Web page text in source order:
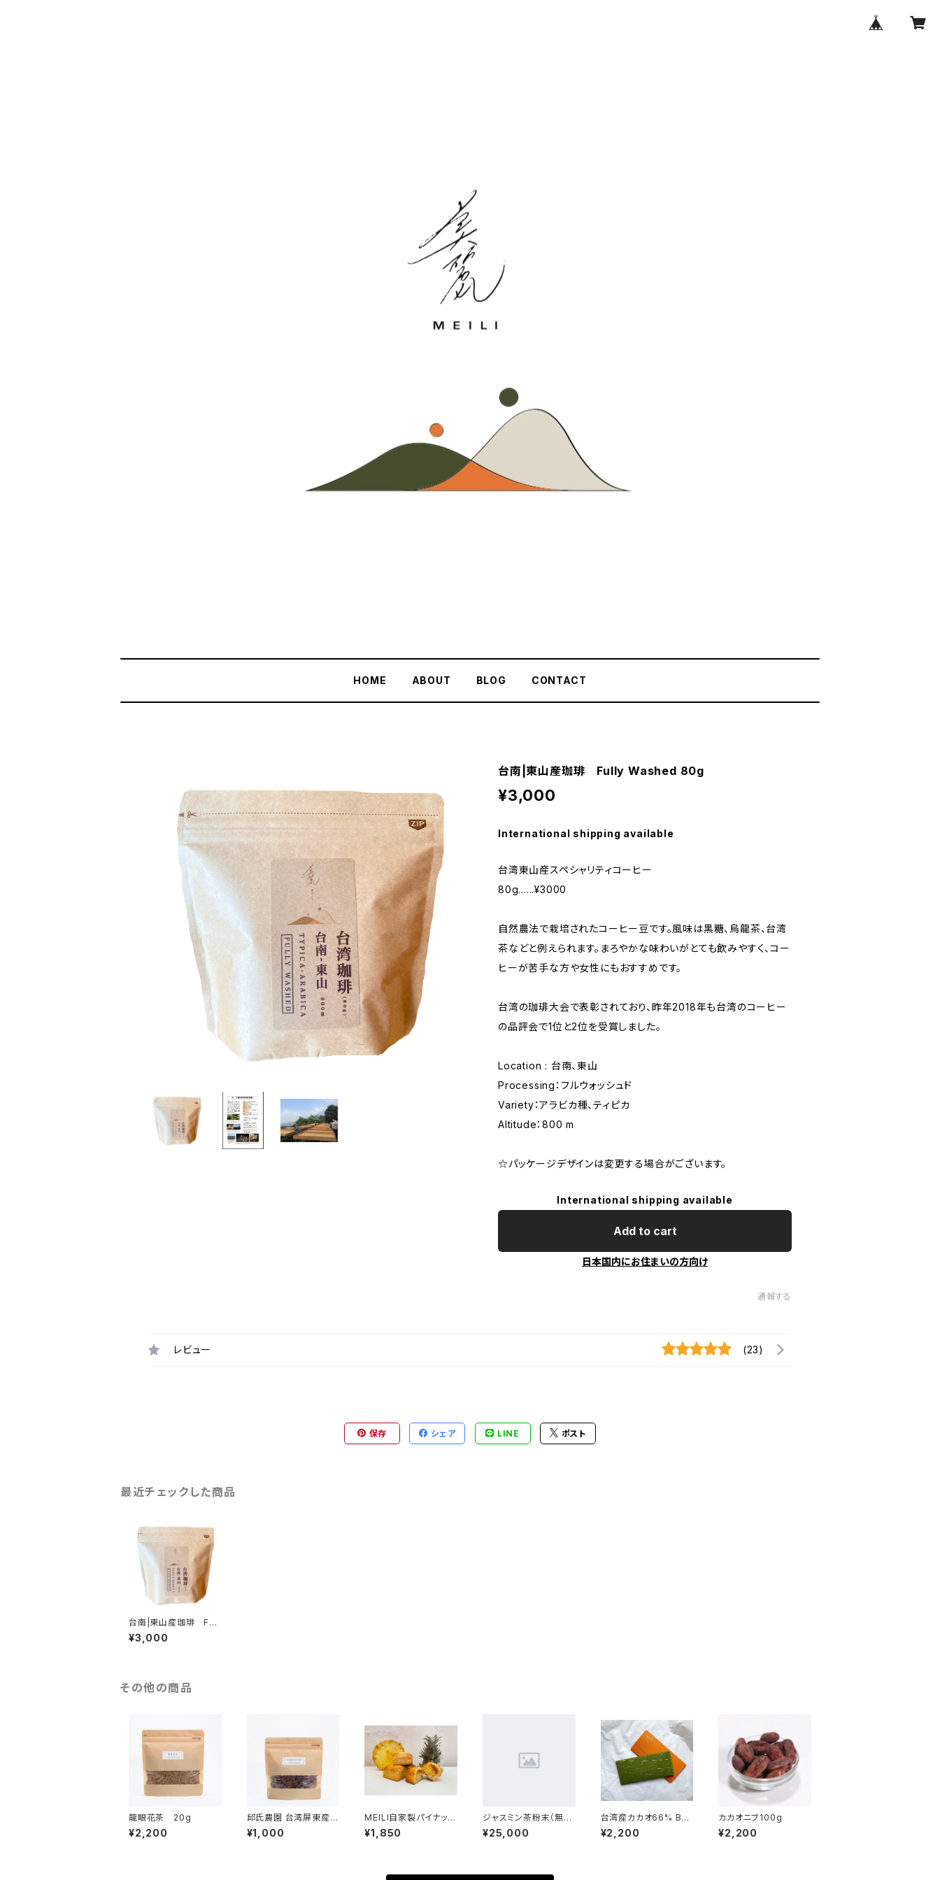
HOME ABOUT BLOG CONTACT
台南|東山産珈琲 Fully Washed 80g
¥3,000
International shipping available
台湾東山産スペシャリティコーヒー
80g......¥3000
自然農法で栽培されたコーヒー豆です。風味は黒糖、烏龍茶、台湾
茶などと例えられます。まろやかな味わいがとても飲みやすく、コー
ヒーが苦手な方や女性にもおすすめです。
台湾の珈琲大会で表彰されており、昨年2018年も台湾のコーヒー
の品評会で1位と2位を受賞しました。
Location : 台南、東山
Processing：フルウォッシュド
Variety：アラビカ種、ティピカ
Altitude：800 m
☆パッケージデザインは変更する場合がございます。
International shipping available
Add to cart
日本国内にお住まいの方向け
通報する
レビュー (23)
保存 シェア LINE ポスト
最近チェックした商品
台南|東山産珈琲 Full
¥3,000
その他の商品
龍眼花茶 20g
¥2,200
邱氏農園 台湾屏東産カ
カオ豆 ５０g
¥1,000
MEILI自家製パイナップ
ルケーキ5個入り
¥1,850
ジャスミン茶粉末（無
糖）1kg
¥25,000
台湾産カカオ66% Bea
n to Barチョコレート
¥2,200
カカオニブ100g
¥2,200